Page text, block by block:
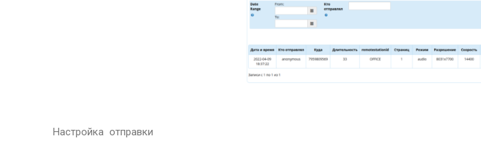
Настройка отправки